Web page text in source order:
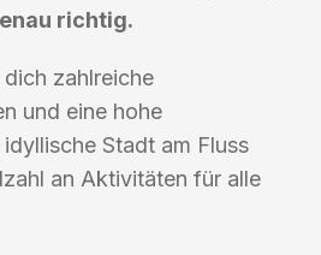
richtig.
zahlreiche
und eine hohe
Stadt am Fluss
an Aktivitäten für alle